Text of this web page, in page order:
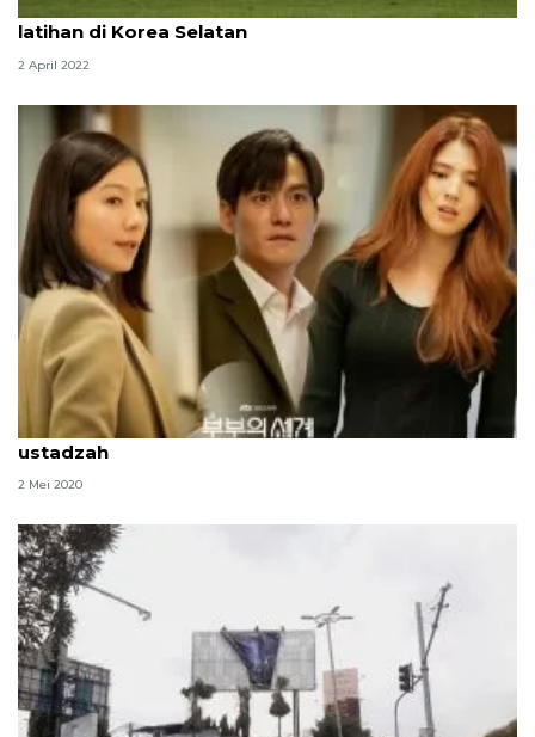
Timnas U-19 tetap berpuasa selama pemusatan
latihan di Korea Selatan
2 April 2022
Baper menonton drakor saat Ramadhan? Ini kata
ustadzah
2 Mei 2020